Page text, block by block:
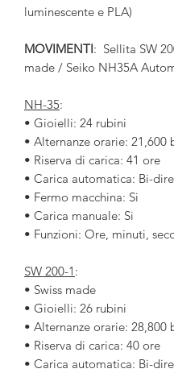
luminescente e PLA)
MOVIMENTI: Sellita SW
made / Seiko NH35A
NH-35:
• Gioielli: 24 rubini
• Alternanze orarie: 21,600
• Riserva di carica: 41 ore
• Carica automatica: Bi-
• Fermo macchina: Si
• Carica manuale: Si
• Funzioni: Ore, minuti,
SW 200-1 :
• Swiss made
• Gioielli: 26 rubini
• Alternanze orarie: 28,800
• Riserva di carica: 40 ore
• Carica automatica: Bi-